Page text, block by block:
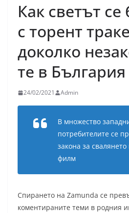
Как светът се
с торент
доколко
те в България
24/02/2021 Admin
В множество
потребителите се
закона за
филм
Спирането на Zamunda се
коментираните теми в родния